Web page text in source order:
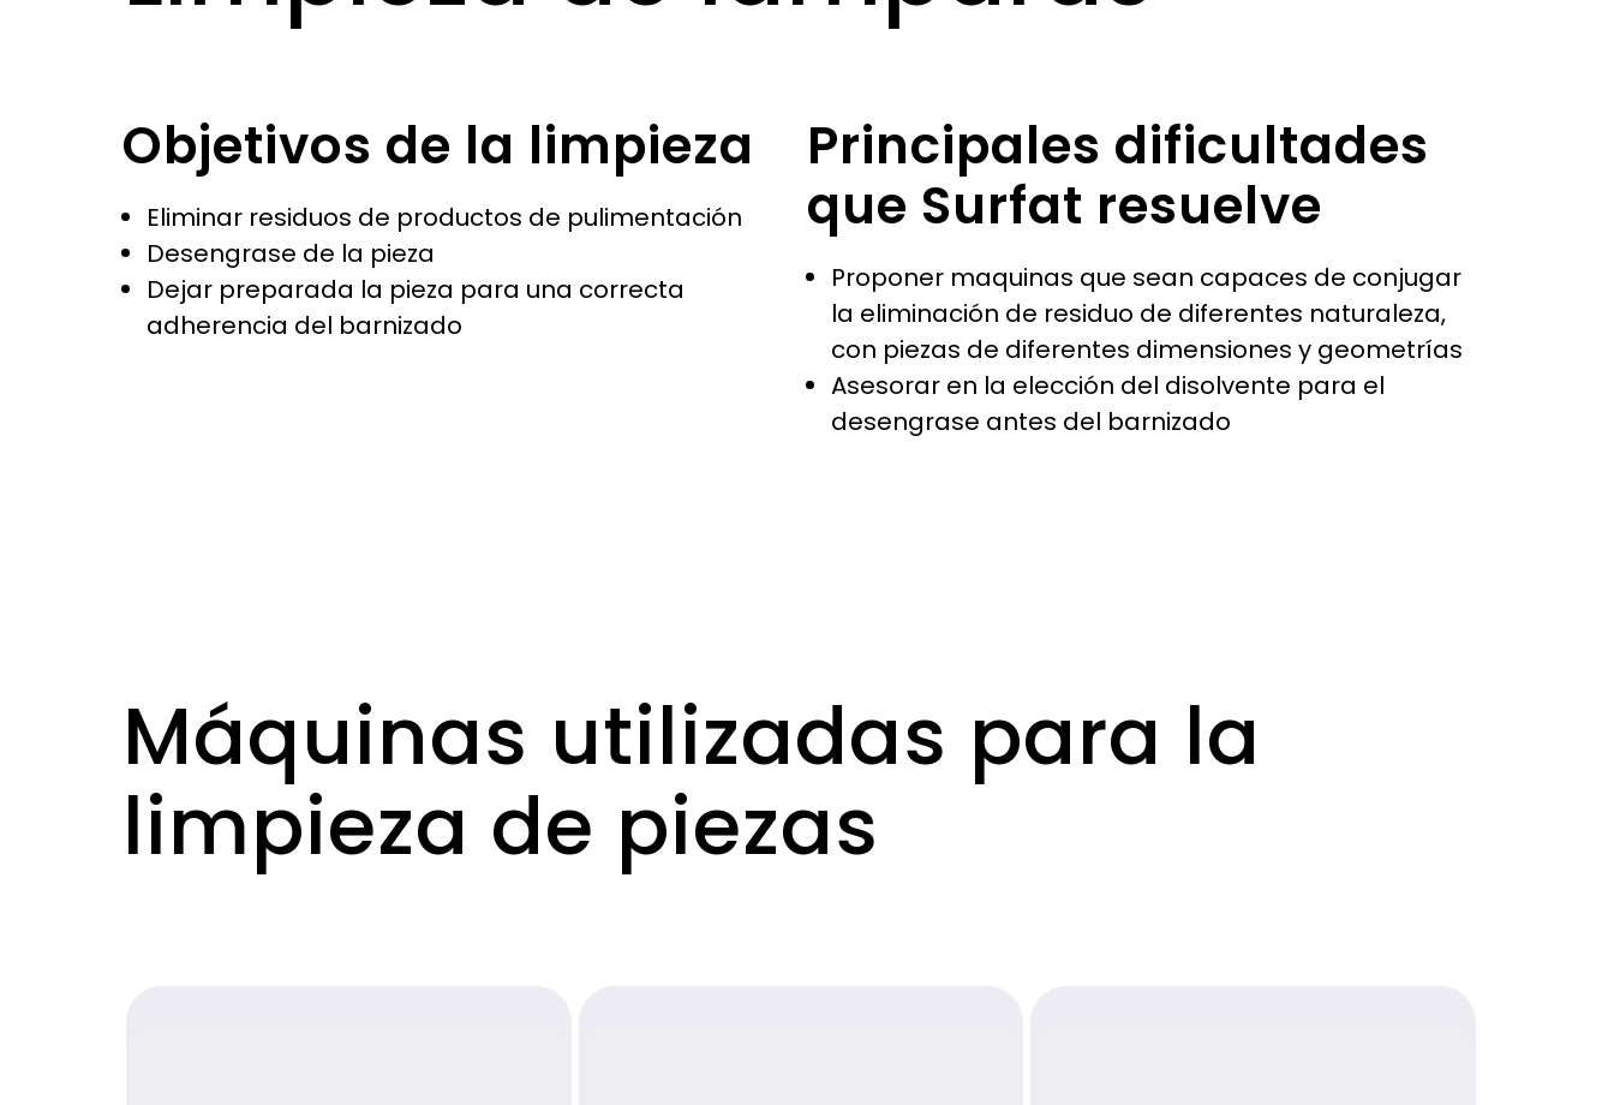
Objetivos de la limpieza
Eliminar residuos de productos de pulimentación
Desengrase de la pieza
Dejar preparada la pieza para una correcta
adherencia del barnizado
Principales dificultades
que Surfat resuelve
Proponer maquinas que sean capaces de conjugar
la eliminación de residuo de diferentes naturaleza,
con piezas de diferentes dimensiones y geometrías
Asesorar en la elección del disolvente para el
desengrase antes del barnizado
Máquinas utilizadas para la
limpieza de piezas